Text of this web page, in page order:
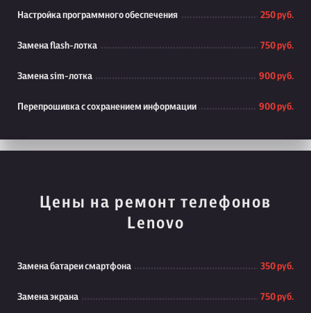
Настройка программного обеспечения 250 руб.
Замена flash-лотка 750 руб.
Замена sim-лотка 900 руб.
Перепрошивка с сохранением информации 900 руб.
Цены на ремонт телефонов
Lenovo
Замена батареи смартфона 350 руб.
Замена экрана 750 руб.